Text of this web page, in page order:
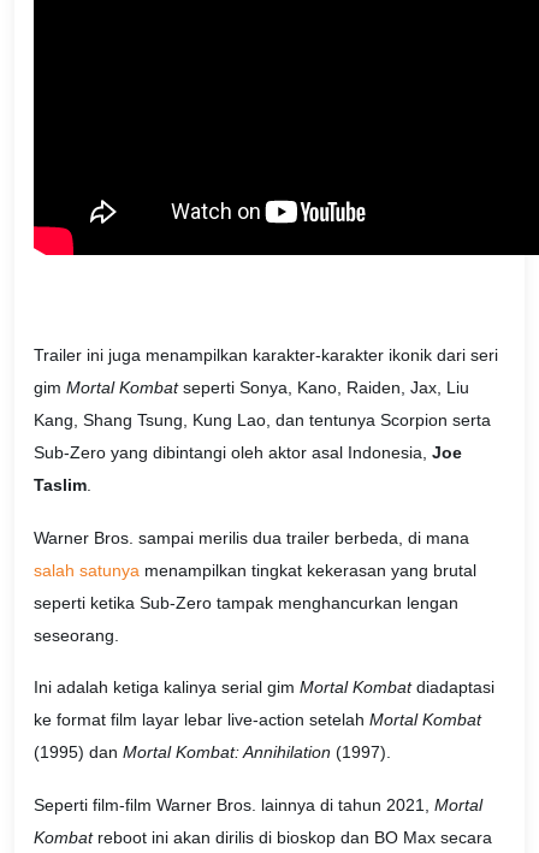
Trailer ini juga menampilkan karakter-karakter ikonik dari seri
gim Mortal Kombatseperti Sonya, Kano, Raiden, Jax, Liu
Kang, Shang Tsung, Kung Lao, dan tentunya Scorpion serta
Sub-Zero yang dibintangi oleh aktor asal Indonesia, Joe
Taslim
Warner Bros. sampai merilis dua trailer berbeda, di mana
salah satunya menampilkan tingkat kekerasan yang brutal
seperti ketika Sub-Zero tampak menghancurkan lengan
seseorang.
Ini adalah ketiga kalinya serial gim Mortal Kombatdiadaptasi
ke format film layar lebar live-action setelah Mortal Kombat
(1995) dan Mortal Kombat: Annihilation (1997).
Seperti film-film Warner Bros. lainnya di tahun 2021, Mortal
Kombatreboot ini akan dirilis di bioskop dan BO Max secara